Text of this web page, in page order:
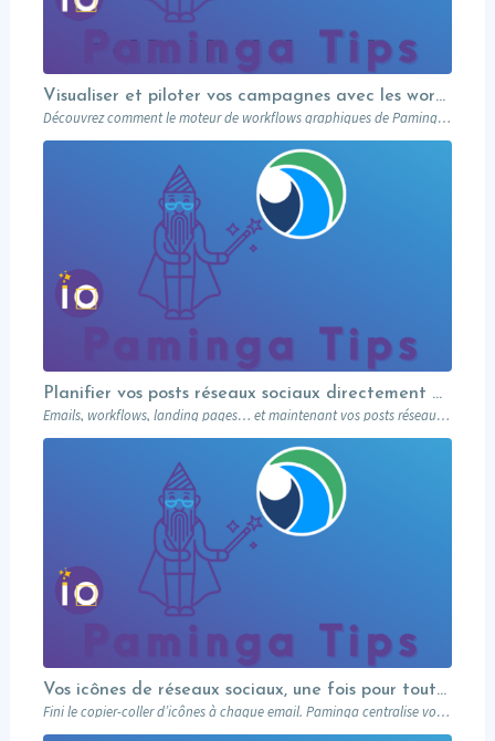
Visualiser et piloter vos campagnes avec les workflows graphiques Paminga.
Découvrez comment le moteur de workflows graphiques de Paminga vous permet de visualiser toute la logique de vos campagnes en un seul coup d’œil — branches conditionnelles, AB tests, waits et intégration Salesforce.
Planifier vos posts réseaux sociaux directement depuis votre MA
Emails, workflows, landing pages… et maintenant vos posts réseaux sociaux. Paminga centralise votre marketing dans un seul outil. Paminga Tip #08.
Vos icônes de réseaux sociaux, une fois pour toutes
Fini le copier-coller d’icônes à chaque email. Paminga centralise vos profils sociaux et les met à disposition de toute l’équipe via un élément dédié. Découvrez comment en 5 minutes.